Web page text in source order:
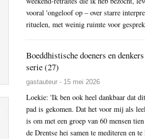
vooral 'ongeloof op – over starre
rituelen, met weinig ruimte voor
Boeddhistische doeners en
serie (27)
gastauteur - 15 mei 2026
Loekie: 'Ik ben ook heel dankbaar dat
pad is gekomen. Dat het voor mij als
is om met een groep van 60 mensen
de Drentse hei samen te mediteren en te